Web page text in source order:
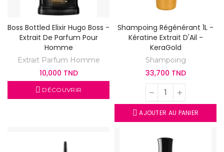
Boss Bottled Elixir Hugo Boss -
Extrait De Parfum Pour
Homme
Extrait Parfum Homme
10,000 TND
DÉCOUVRIR
Shampoing Régénérant 1L -
Kératine Extrait D'Ail -
KeraGold
Shampoing
33,700 TND
AJOUTER AU PANIER